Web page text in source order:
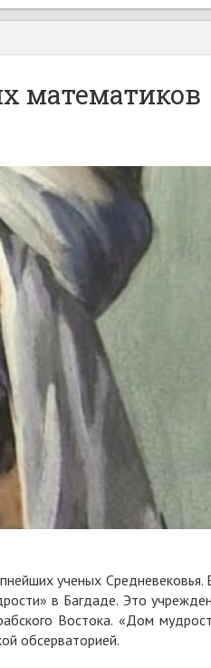
математиков
уче­ных Сред­не­ве­ковья.
в Баг­да­де. Это
Вос­то­ка. «Дом
об­сер­ва­то­ри­ей.